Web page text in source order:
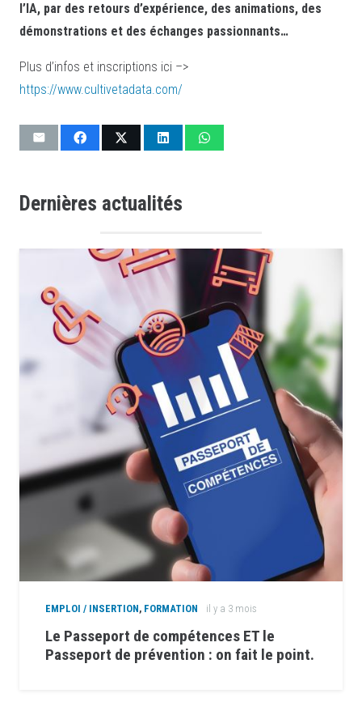
l’IA, par des retours d’expérience, des animations, des
démonstrations et des échanges passionnants…
Plus d’infos et inscriptions ici –>
https://www.cultivetadata.com/
Dernières actualités
EMPLOI / INSERTION, FORMATION il y a 3 mois
Le Passeport de compétences ET le
Passeport de prévention : on fait le point.